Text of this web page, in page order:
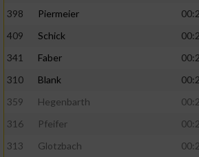
398
Piermeier
409
Schick
341
Faber
310
Blank
359
Hegenbarth
316
Pfeifer
313
Glotzbach